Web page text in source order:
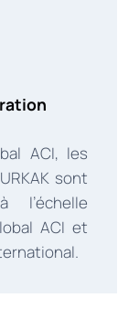
ACI, les
sont
l’échelle
ACI et